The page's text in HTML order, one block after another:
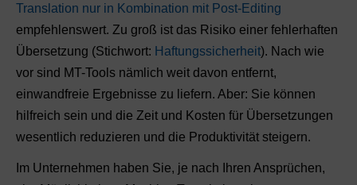
Translation nur in Kombination mit Post-Editing
empfehlenswert. Zu groß ist das Risiko einer fehlerhaften
Übersetzung (Stichwort: Haftungssicherheit). Nach wie
vor sind MT-Tools nämlich weit davon entfernt,
einwandfreie Ergebnisse zu liefern. Aber: Sie können
hilfreich sein und die Zeit und Kosten für Übersetzungen
wesentlich reduzieren und die Produktivität steigern.
Im Unternehmen haben Sie, je nach Ihren Ansprüchen,